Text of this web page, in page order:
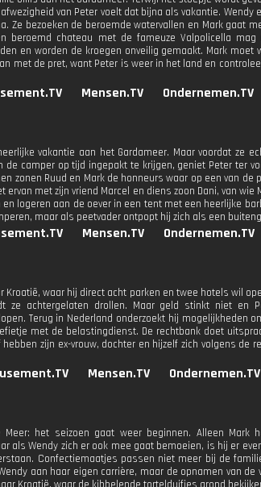
van Peter voelt dat bijna als vakantie.
Ze bezoeken de beroemde watervallen en Mark gaat
beroemd chateau met de fameuze Valpolicella mag
en worden de kroegen onveilig gemaakt. Mark
met de pret, want Peter is weer in het land en
Mensen.TV Ondernemen.TV
vakantie aan het Gardameer. Maar voordat ze
de camper op tijd ingepakt te krijgen, geniet Peter ter
zonen Ruud en Mark de honneurs waar op een van de
ervan met zijn vriend Marcel en diens zoon Dani, van
logeren aan de oever in een tent met een heerlijke
maar als peetvader ontpopt hij zich als een
Mensen.TV Ondernemen.TV
waar hij direct acht parken en twee hotels wil
ze achtergelaten drollen. Maar geld stinkt niet en
Terug in Nederland onderzoekt hij mogelijkheden
met de belastingdienst. De rechtbank doet
zijn ex-vrouw, dochter en hijzelf zich volgens de
Mensen.TV Ondernemen.TV
het seizoen gaat weer beginnen. Alleen Mark
als Wendy zich er ook mee gaat bemoeien, is hij er
Confectiemaatjes passen niet meer bij de
aan haar eigen carrière, maar de opnamen van de